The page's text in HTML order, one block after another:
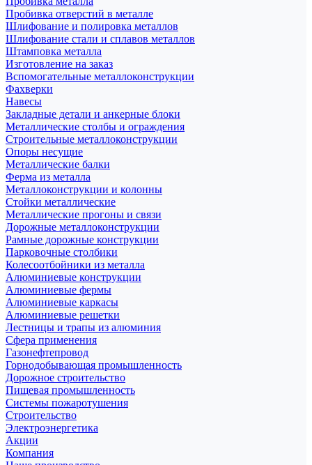
Пробивка отверстий в металле
Шлифование и полировка металлов
Шлифование стали и сплавов металлов
Штамповка металла
Изготовление на заказ
Вспомогательные металлоконструкции
Фахверки
Навесы
Закладные детали и анкерные блоки
Металлические столбы и ограждения
Строительные металлоконструкции
Опоры несущие
Металлические балки
Ферма из металла
Металлоконструкции и колонны
Стойки металлические
Металлические прогоны и связи
Дорожные металлоконструкции
Рамные дорожные конструкции
Парковочные столбики
Колесоотбойники из металла
Алюминиевые конструкции
Алюминиевые фермы
Алюминиевые каркасы
Алюминиевые решетки
Лестницы и трапы из алюминия
Сфера применения
Газонефтепровод
Горнодобывающая промышленность
Дорожное строительство
Пищевая промышленность
Системы пожаротушения
Строительство
Электроэнергетика
Акции
Компания